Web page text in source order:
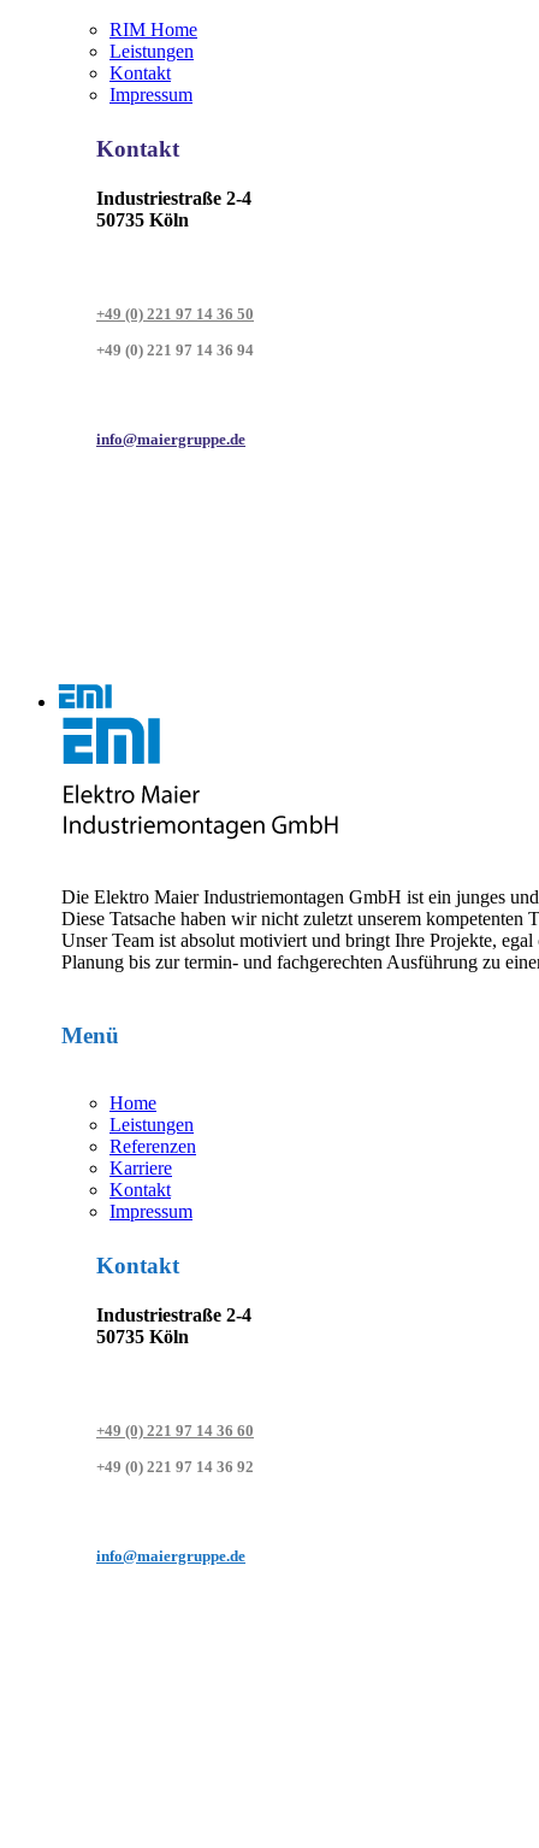
RIM Home
Leistungen
Kontakt
Impressum
Kontakt
Industriestraße 2-4
50735 Köln
+49 (0) 221 97 14 36 50
+49 (0) 221 97 14 36 94
info@maiergruppe.de
Die Elektro Maier Industriemontagen GmbH ist ein junges
Diese Tatsache haben wir nicht zuletzt unserem kompetenten
Unser Team ist absolut motiviert und bringt Ihre Projekte,
Planung bis zur termin- und fachgerechten Ausführung zu
Menü
Home
Leistungen
Referenzen
Karriere
Kontakt
Impressum
Kontakt
Industriestraße 2-4
50735 Köln
+49 (0) 221 97 14 36 60
+49 (0) 221 97 14 36 92
info@maiergruppe.de